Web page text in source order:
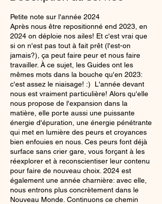
é
Petite note sur l'année 2024
Après nous être repositionné end 2023, en
2024 on déploie nos ailes! Et c'est vrai que
si on n'est pas tout à fait prêt (l'est-on
jamais?), ça peut faire peur et nous faire
travailler. À ce sujet, les Guides ont les
mêmes mots dans la bouche qu'en 2023:
c'est assez le niaisage! :) L'année devant
nous est vraiment particulière! Alors qu'elle
nous propose de l'expansion dans la
matière, elle porte aussi une puissante
énergie d'épuration, une énergie pénétrante
qui met en lumière des peurs et croyances
bien enfouies en nous. Ces peurs font déjà
surface sans crier gare, vous forçant à les
réexplorer et à reconscientiser leur contenu
pour faire de nouveau choix. 2024 est
également une année charnière: avec elle,
nous entrons plus concrètement dans le
Nouveau Monde. Continuons ce chemin